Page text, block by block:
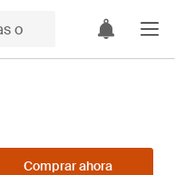
Comprar ahora